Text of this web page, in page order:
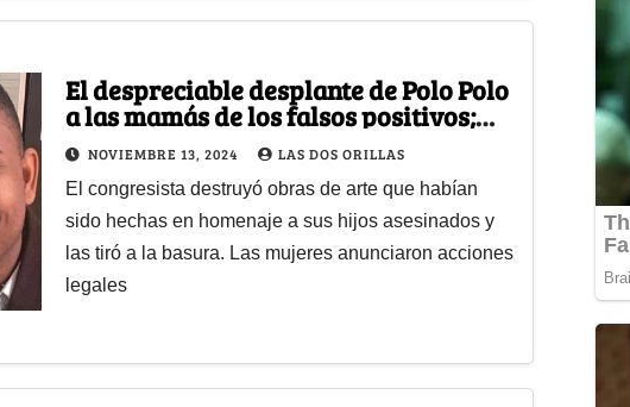
El despreciable desplante de Polo Polo
a las mamás de los falsos positivos;
"apoyan al guerrillero Petro"
NOVIEMBRE 13, 2024 LAS DOS ORILLAS
El congresista destruyó obras de arte que habían
sido hechas en homenaje a sus hijos asesinados y
las tiró a la basura. Las mujeres anunciaron acciones
legales